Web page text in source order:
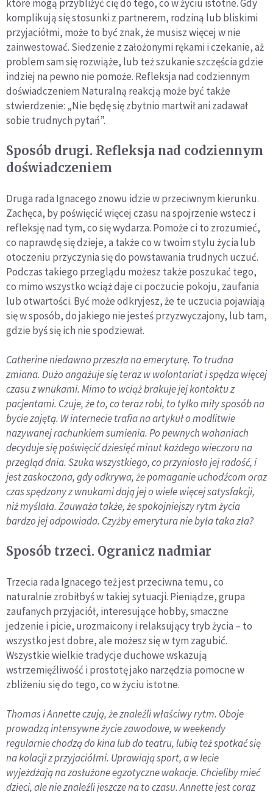
które mogą przybliżyć cię do tego, co w życiu istotne. Gdy
komplikują się stosunki z partnerem, rodziną lub bliskimi
przyjaciółmi, może to być znak, że musisz więcej w nie
zainwestować. Siedzenie z założonymi rękami i czekanie, aż
problem sam się rozwiąże, lub też szukanie szczęścia gdzie
indziej na pewno nie pomoże. Refleksja nad codziennym
doświadczeniem Naturalną reakcją może być także
stwierdzenie: „Nie będę się zbytnio martwił ani zadawał
sobie trudnych pytań”.
Sposób drugi. Refleksja nad codziennym
doświadczeniem
Druga rada Ignacego znowu idzie w przeciwnym kierunku.
Zachęca, by poświęcić więcej czasu na spojrzenie wstecz i
refleksję nad tym, co się wydarza. Pomoże ci to zrozumieć,
co naprawdę się dzieje, a także co w twoim stylu życia lub
otoczeniu przyczynia się do powstawania trudnych uczuć.
Podczas takiego przeglądu możesz także poszukać tego,
co mimo wszystko wciąż daje ci poczucie pokoju, zaufania
lub otwartości. Być może odkryjesz, że te uczucia pojawiają
się w sposób, do jakiego nie jesteś przyzwyczajony, lub tam,
gdzie byś się ich nie spodziewał.
Catherine niedawno przeszła na emeryturę. To trudna
zmiana. Dużo angażuje się teraz w wolontariat i spędza więcej
czasu z wnukami. Mimo to wciąż brakuje jej kontaktu z
pacjentami. Czuje, że to, co teraz robi, to tylko miły sposób na
bycie zajętą. W internecie trafia na artykuł o modlitwie
nazywanej rachunkiem sumienia. Po pewnych wahaniach
decyduje się poświęcić dziesięć minut każdego wieczoru na
przegląd dnia. Szuka wszystkiego, co przyniosło jej radość, i
jest zaskoczona, gdy odkrywa, że pomaganie uchodźcom oraz
czas spędzony z wnukami dają jej o wiele więcej satysfakcji,
niż myślała. Zauważa także, że spokojniejszy rytm życia
bardzo jej odpowiada. Czyżby emerytura nie była taka zła?
Sposób trzeci. Ogranicz nadmiar
Trzecia rada Ignacego też jest przeciwna temu, co
naturalnie zrobiłbyś w takiej sytuacji. Pieniądze, grupa
zaufanych przyjaciół, interesujące hobby, smaczne
jedzenie i picie, urozmaicony i relaksujący tryb życia – to
wszystko jest dobre, ale możesz się w tym zagubić.
Wszystkie wielkie tradycje duchowe wskazują
wstrzemięźliwość i prostotę jako narzędzia pomocne w
zbliżeniu się do tego, co w życiu istotne.
Thomas i Annette czują, że znaleźli właściwy rytm. Oboje
prowadzą intensywne życie zawodowe, w weekendy
regularnie chodzą do kina lub do teatru, lubią też spotkać się
na kolacji z przyjaciółmi. Uprawiają sport, a w lecie
wyjeżdżają na zasłużone egzotyczne wakacje. Chcieliby mieć
dzieci, ale nie znaleźli jeszcze na to czasu. Annette jest coraz